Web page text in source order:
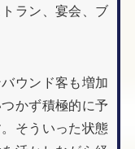
ラン、宴会、ブ
ウンド客も増加
かず積極的に予
そういった状態